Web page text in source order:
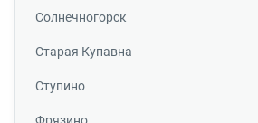
Солнечногорск
Старая Купавна
Ступино